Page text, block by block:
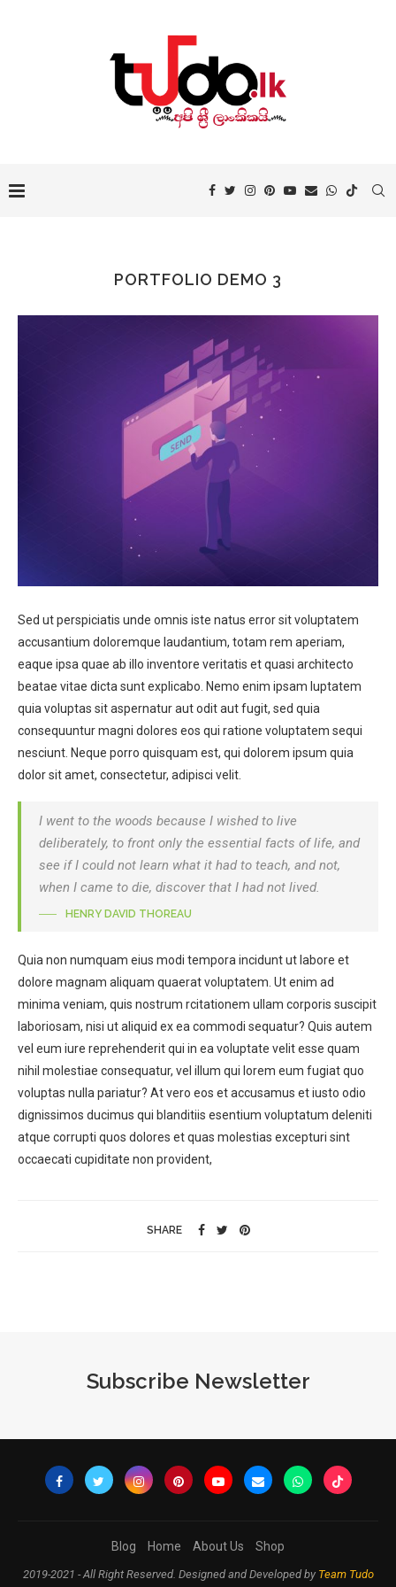
PORTFOLIO DEMO 3
Sed ut perspiciatis unde omnis iste natus error sit voluptatem
accusantium doloremque laudantium, totam rem aperiam,
eaque ipsa quae ab illo inventore veritatis et quasi architecto
beatae vitae dicta sunt explicabo. Nemo enim ipsam luptatem
quia voluptas sit aspernatur aut odit aut fugit, sed quia
consequuntur magni dolores eos qui ratione voluptatem sequi
nesciunt. Neque porro quisquam est, qui dolorem ipsum quia
dolor sit amet, consectetur, adipisci velit.
I went to the woods because I wished to live
deliberately, to front only the essential facts of life, and
see if I could not learn what it had to teach, and not,
when I came to die, discover that I had not lived.
HENRY DAVID THOREAU
Quia non numquam eius modi tempora incidunt ut labore et
dolore magnam aliquam quaerat voluptatem. Ut enim ad
minima veniam, quis nostrum rcitationem ullam corporis suscipit
laboriosam, nisi ut aliquid ex ea commodi sequatur? Quis autem
vel eum iure reprehenderit qui in ea voluptate velit esse quam
nihil molestiae consequatur, vel illum qui lorem eum fugiat quo
voluptas nulla pariatur? At vero eos et accusamus et iusto odio
dignissimos ducimus qui blanditiis esentium voluptatum deleniti
atque corrupti quos dolores et quas molestias excepturi sint
occaecati cupiditate non provident,
SHARE
Subscribe Newsletter
Blog Home About Us Shop
2019-2021 - All Right Reserved. Designed and Developed by Team Tudo